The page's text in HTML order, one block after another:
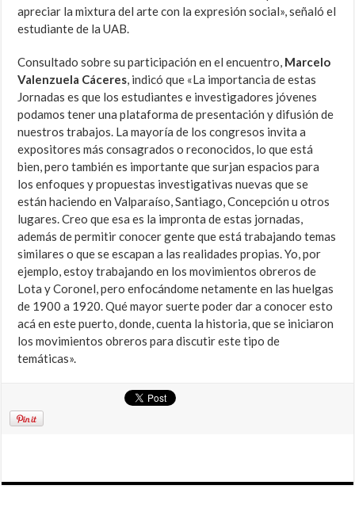
apreciar la mixtura del arte con la expresión social», señaló el
estudiante de la UAB.
Consultado sobre su participación en el encuentro, Marcelo
Valenzuela Cáceres, indicó que «La importancia de estas
Jornadas es que los estudiantes e investigadores jóvenes
podamos tener una plataforma de presentación y difusión de
nuestros trabajos. La mayoría de los congresos invita a
expositores más consagrados o reconocidos, lo que está
bien, pero también es importante que surjan espacios para
los enfoques y propuestas investigativas nuevas que se
están haciendo en Valparaíso, Santiago, Concepción u otros
lugares. Creo que esa es la impronta de estas jornadas,
además de permitir conocer gente que está trabajando temas
similares o que se escapan a las realidades propias. Yo, por
ejemplo, estoy trabajando en los movimientos obreros de
Lota y Coronel, pero enfocándome netamente en las huelgas
de 1900 a 1920. Qué mayor suerte poder dar a conocer esto
acá en este puerto, donde, cuenta la historia, que se iniciaron
los movimientos obreros para discutir este tipo de
temáticas».